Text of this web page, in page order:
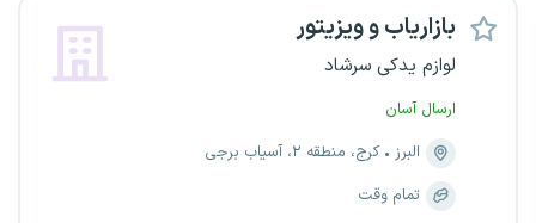
بازاریاب و ویزیتور
لوازم یدکی سرشاد
ارسال آسان
البرز
کرج، منطقه ۲، آسیاب برجی
تمام وقت